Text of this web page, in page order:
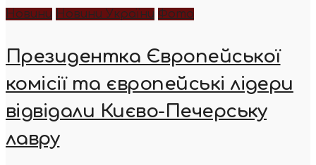
Новини Новини України Фото
Президентка Європейської
комісії та європейські лідери
відвідали Києво-Печерську
лавру